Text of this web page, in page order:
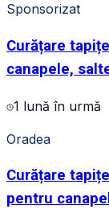
Sponsorizat
Curățare
canapele,
1 lună în urmă
Oradea
Curățare
pentru